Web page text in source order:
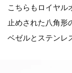
こちらもロイヤル
止めされた八角形
ベゼルとステンレ